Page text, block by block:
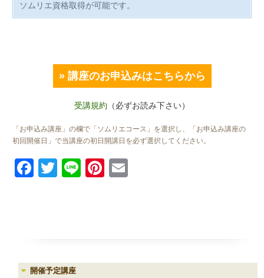
ソムリエ資格取得が可能です。
» 講座のお申込みはこちらから
受講規約 （必ずお読み下さい）
「お申込み講座」の欄で「ソムリエコース」を選択し、「お申込み講座の
初回開催日」で当講座の初日開講日を必ず選択してください。
Facebook
Twitter
LinePinterest
開催予定講座